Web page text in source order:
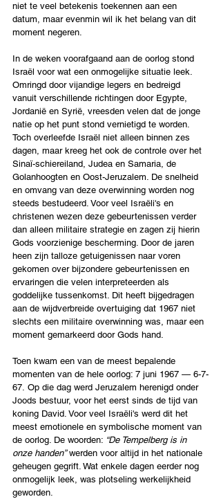
niet te veel betekenis toekennen aan een
datum, maar evenmin wil ik het belang van dit
moment negeren.
In de weken voorafgaand aan de oorlog stond
Israël voor wat een onmogelijke situatie leek.
Omringd door vijandige legers en bedreigd
vanuit verschillende richtingen door Egypte,
Jordanië en Syrië, vreesden velen dat de jonge
natie op het punt stond vernietigd te worden.
Toch overleefde Israël niet alleen binnen zes
dagen, maar kreeg het ook de controle over het
Sinaï-schiereiland, Judea en Samaria, de
Golanhoogten en Oost-Jeruzalem. De snelheid
en omvang van deze overwinning worden nog
steeds bestudeerd. Voor veel Israëli's en
christenen wezen deze gebeurtenissen verder
dan alleen militaire strategie en zagen zij hierin
Gods voorzienige bescherming. Door de jaren
heen zijn talloze getuigenissen naar voren
gekomen over bijzondere gebeurtenissen en
ervaringen die velen interpreteerden als
goddelijke tussenkomst. Dit heeft bijgedragen
aan de wijdverbreide overtuiging dat 1967 niet
slechts een militaire overwinning was, maar een
moment gemarkeerd door Gods hand.
Toen kwam een van de meest bepalende
momenten van de hele oorlog: 7 juni 1967 — 6-7-
67. Op die dag werd Jeruzalem herenigd onder
Joods bestuur, voor het eerst sinds de tijd van
koning David. Voor veel Israëli's werd dit het
meest emotionele en symbolische moment van
de oorlog. De woorden: “De Tempelberg is in
onze handen” werden voor altijd in het nationale
geheugen gegrift. Wat enkele dagen eerder nog
onmogelijk leek, was plotseling werkelijkheid
geworden.